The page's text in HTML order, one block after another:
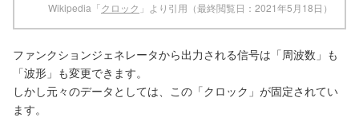
Wikipedia「クロック 」より引用（最終閲覧日：2021年5月18日）
ファンクションジェネレータから出力される信号は「周波数」も
「波形」も変更できます。
しかし元々のデータとしては、この「クロック」が固定されてい
ます。